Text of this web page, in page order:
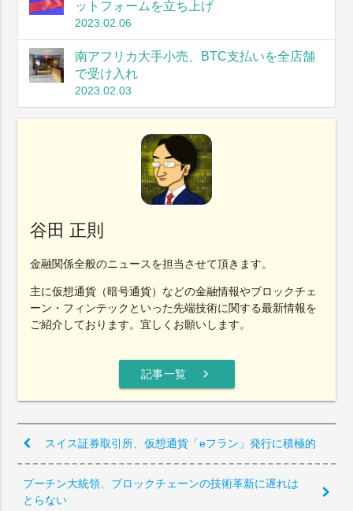
ットフォームを立ち上げ
2023.02.06
南アフリカ大手小売、BTC支払いを全店舗
で受け入れ
2023.02.03
谷田 正則
金融関係全般のニュースを担当させて頂きます。
主に仮想通貨（暗号通貨）などの金融情報やブロックチェ
ーン・フィンテックといった先端技術に関する最新情報を
ご紹介しております。宜しくお願いします。
記事一覧 chevron_right
スイス証券取引所、仮想通貨「eフラン」発行に積極的
プーチン大統領、ブロックチェーンの技術革新に遅れは
とらない